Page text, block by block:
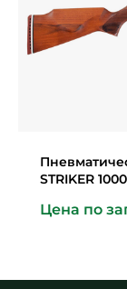
STRIKER
Цена по